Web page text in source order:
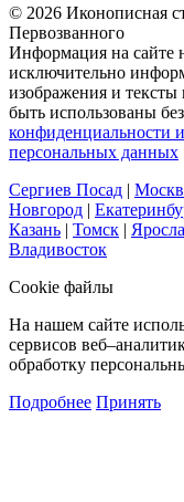
© 2026 Иконописная
Первозванного
Информация на сайте
исключительно
изображения и
быть использованы
конфиденциальности
персональных данных
Сергиев Посад |
Новгород |
Казань | Томск |
Владивосток
Cookie файлы
На нашем сайте
сервисов
обработку
Подробнее Принять